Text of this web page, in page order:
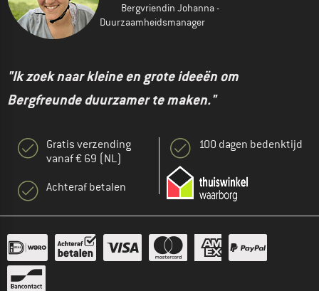
Bergvriendin Johanna -
Duurzaamheidsmanager
"Ik zoek naar kleine en grote ideeën om
Bergfreunde duurzamer te maken."
Gratis verzending
vanaf € 69 (NL)
Achteraf betalen
100 dagen bedenktijd